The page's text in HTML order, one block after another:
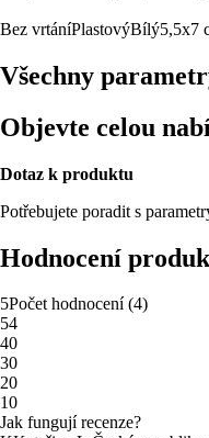
Bez vrtáníPlastovýBílý5,5x7
Všechny
Objevte celou
Dotaz k produktu
Potřebujete poradit s
Hodnocení
5Počet hodnocení(4)
54
40
30
20
10
Jak fungují recenze?